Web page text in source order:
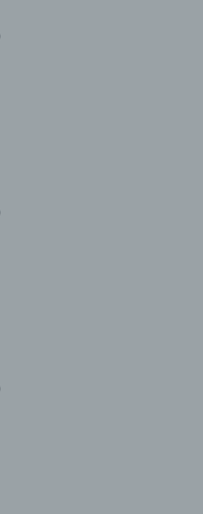
ist eine natürliche oder
Behörde, Einrichtung oder
personenbezogene Daten im
verarbeitet.
eine natürliche oder juristische
Einrichtung oder andere Stelle,
Daten offengelegt werden,
ob es sich bei ihr um einen
oder nicht. Behörden, die im
Untersuchungsauftrags
oder dem Recht der
möglicherweise
Daten erhalten, gelten jedoch
oder juristische Person,
oder andere Stelle außer der
dem Verantwortlichen, dem
und den Personen, die unter
Verantwortung des
oder des Auftragsverarbeiters
personenbezogenen Daten zu